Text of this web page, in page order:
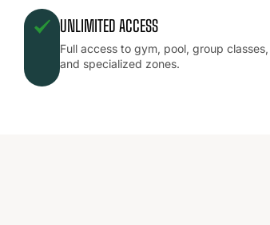
UNLIMITED ACCESS
Full access to gym, pool, group classes,
and specialized zones.